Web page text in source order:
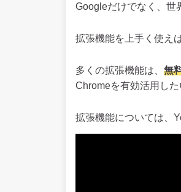
Googleだけでなく、世
拡張機能を上手く使えば
多くの拡張機能は、 無
Chromeを有効活用し
拡張機能については、